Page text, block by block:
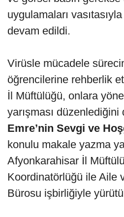
uygulamaları
devam edildi.
Virüsle mücadele
öğrencilerine rehberlik
İl Müftülüğü, onlara
yarışması düzenlediğini
Emre’nin Sevgi ve
konulu makale yazma
Afyonkarahisar İl
Koordinatörlüğü ile Aile
Bürosu işbirliğiyle